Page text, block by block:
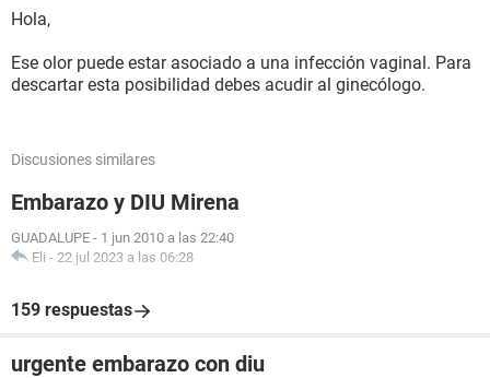
Hola,
Ese olor puede estar asociado a una infección vaginal. Para
descartar esta posibilidad debes acudir al ginecólogo.
Discusiones similares
Embarazo y DIU Mirena
GUADALUPE - 1 jun 2010 a las 22:40
Eli - 22 jul 2023 a las 06:28
159 respuestas
urgente embarazo con diu